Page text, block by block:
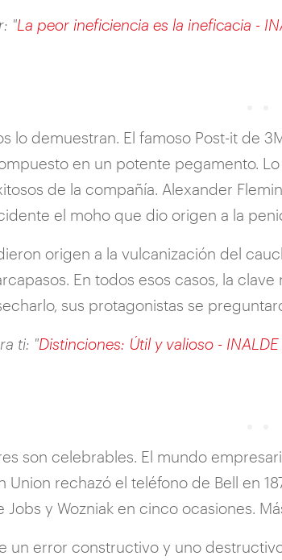
"La peor ineficiencia es la ineficacia -
lo demuestran. El famoso Post-it de
en un potente pegamento.
de la compañía. Alexander
el moho que dio origen a la
origen a la vulcanización del
En todos esos casos, la clave
sus protagonistas se
ti: "Distinciones: Útil y valioso -
son celebrables. El mundo
Union rechazó el teléfono de Bell en
Jobs y Wozniak en cinco ocasiones.
un error constructivo y uno